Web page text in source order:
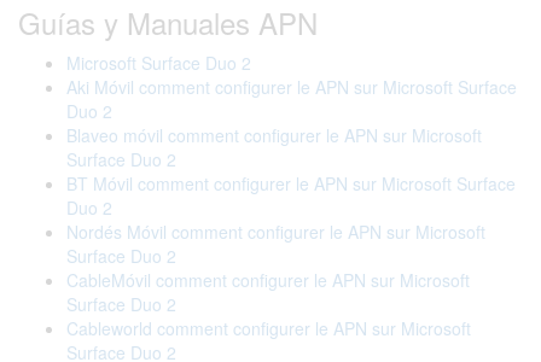
Guías y Manuales APN
Microsoft Surface Duo 2
Aki Móvil comment configurer le APN sur Microsoft Surface
Duo 2
Blaveo móvil comment configurer le APN sur Microsoft
Surface Duo 2
BT Móvil comment configurer le APN sur Microsoft Surface
Duo 2
Nordés Móvil comment configurer le APN sur Microsoft
Surface Duo 2
CableMóvil comment configurer le APN sur Microsoft
Surface Duo 2
Cableworld comment configurer le APN sur Microsoft
Surface Duo 2